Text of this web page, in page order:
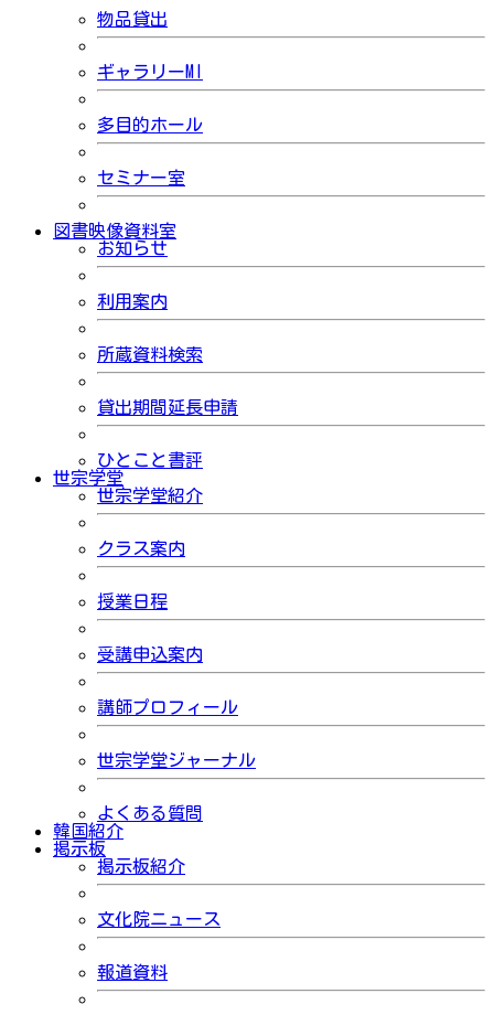
物品貸出
ギャラリーMI
多目的ホール
セミナー室
図書映像資料室
お知らせ
利用案内
所蔵資料検索
貸出期間延長申請
ひとこと書評
世宗学堂
世宗学堂紹介
クラス案内
授業日程
受講申込案内
講師プロフィール
世宗学堂ジャーナル
よくある質問
韓国紹介
掲示板
掲示板紹介
文化院ニュース
報道資料